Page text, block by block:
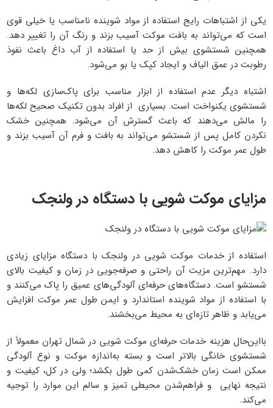
یکی از اشتباهات رایج استفاده از مواد شوینده نامناسب یا خیلی قوی
است که می‌تواند به بافت موکت آسیب بزند و رنگ آن را تغییر دهد.
همچنین شستشوی بیش از حد یا استفاده از آب داغ باعث نفوذ
رطوبت در عمق الیاف و ایجاد کپک یا بو می‌شود.
اشتباه دیگر عدم استفاده از ابزار مناسب برای پاک‌سازی لکه‌ها و
شستشوی یکنواخت است. بسیاری از افراد بدون تکنیک صحیح لکه‌ها
را مالش می‌دهند که باعث گسترش آن می‌شود. همچنین خشک
نکردن کامل پس از شستشو می‌تواند به بافت و فرم آن آسیب بزند و
طول عمر موکت را کاهش دهد.
مزایای موکت شویی با دستگاه در ولنجک
استفاده از خدمات موکت شویی در ولنجک با دستگاه مزایای زیادی
دارد. مهم‌ترین مزیت آن راحتی و صرفه‌جویی در زمان و کیفیت بالای
شستشو است. دستگاه‌های حرفه‌ای آلودگی‌های عمیق را پاک می‌کنند و
با استفاده از مواد شوینده استاندارد و ایمن طول عمر موکت افزایش
می‌یابد و ظاهر تازه‌ای به محیط می‌بخشند.
بااین‌حال هزینه خدمات حرفه‌ای موکت شویی در شمال تهران معمولاً از
شستشوی خانگی بالاتر است و بسته به‌اندازه موکت و نوع آلودگی
ممکن است زمان خشک‌شدن کمی طول بکشد؛ ولی در کل، کیفیت و
نتیجه نهایی و فراهم‌شدن محیطی تمیز و سالم این موارد را توجیه
می‌کند.